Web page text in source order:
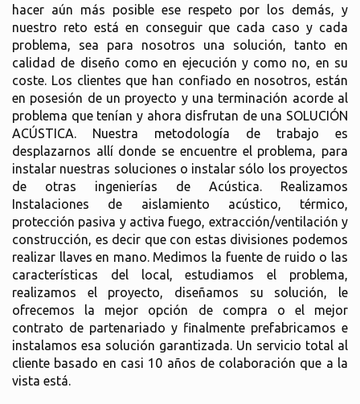
hacer aún más posible ese respeto por los demás, y
nuestro reto está en conseguir que cada caso y cada
problema, sea para nosotros una solución, tanto en
calidad de diseño como en ejecución y como no, en su
coste. Los clientes que han confiado en nosotros, están
en posesión de un proyecto y una terminación acorde al
problema que tenían y ahora disfrutan de una SOLUCIÓN
ACÚSTICA. Nuestra metodología de trabajo es
desplazarnos allí donde se encuentre el problema, para
instalar nuestras soluciones o instalar sólo los proyectos
de otras ingenierías de Acústica. Realizamos
Instalaciones de aislamiento acústico, térmico,
protección pasiva y activa fuego, extracción/ventilación y
construcción, es decir que con estas divisiones podemos
realizar llaves en mano. Medimos la fuente de ruido o las
características del local, estudiamos el problema,
realizamos el proyecto, diseñamos su solución, le
ofrecemos la mejor opción de compra o el mejor
contrato de partenariado y finalmente prefabricamos e
instalamos esa solución garantizada. Un servicio total al
cliente basado en casi 10 años de colaboración que a la
vista está.